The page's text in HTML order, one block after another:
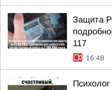
Защита
117
16:48